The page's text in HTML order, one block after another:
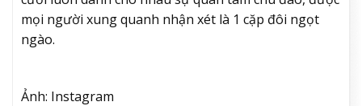
mọi người xung quanh nhận xét là 1 cặp đôi ngọt
ngào.
Ảnh: Instagram